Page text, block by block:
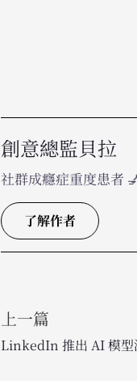
創意總監貝拉
社群成癮症重度患者
了解作者
上一篇